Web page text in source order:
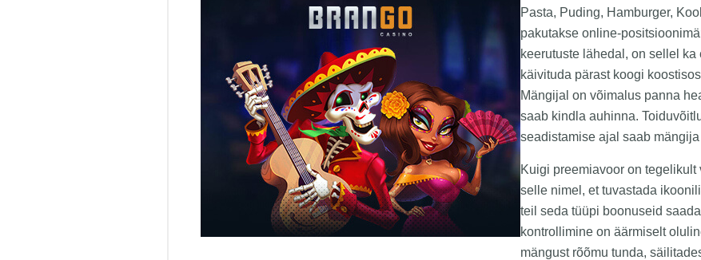
Pasta, Puding, Hamburger,
pakutakse online-
keerutuste lähedal, on sellel
käivituda pärast koogi
Mängijal on võimalus panna
saab kindla auhinna.
seadistamise ajal saab
Kuigi preemiavoor on
selle nimel, et tuvastada
teil seda tüüpi boonuseid
kontrollimine on äärmiselt
mängust rõõmu tunda,